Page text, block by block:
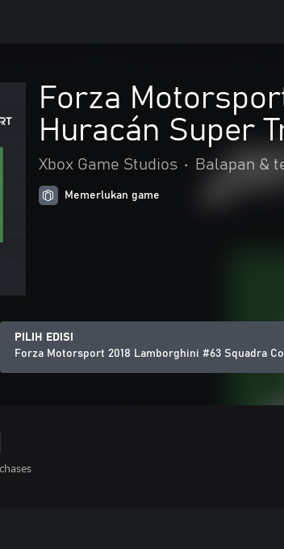
Forza
Huracán Super
Xbox Game Studios • Balapan &
Memerlukan game
PILIH EDISI
Forza Motorsport 2018 Lamborghini #63 Squadra